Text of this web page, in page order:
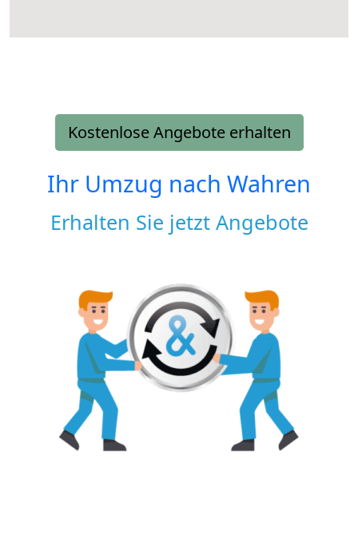
Kostenlose Angebote erhalten
Ihr Umzug nach Wahren
Erhalten Sie jetzt Angebote